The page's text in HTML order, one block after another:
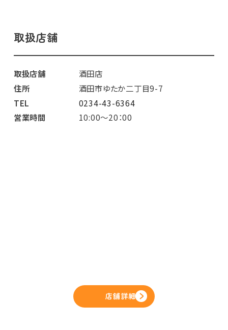
取扱店舗
取扱店舗
酒田店
住所
酒田市ゆたか二丁目9-7
TEL
0234-43-6364
営業時間
10:00～20：00
店舗詳細